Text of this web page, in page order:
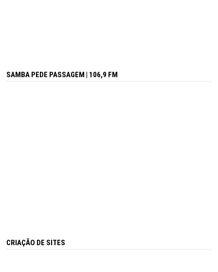
SAMBA PEDE PASSAGEM | 106,9 FM
CRIAÇÃO DE SITES